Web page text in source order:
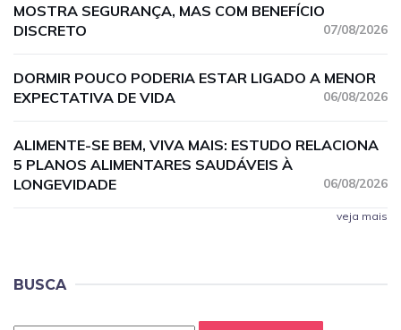
MOSTRA SEGURANÇA, MAS COM BENEFÍCIO
DISCRETO
07/08/2026
DORMIR POUCO PODERIA ESTAR LIGADO A MENOR
EXPECTATIVA DE VIDA
06/08/2026
ALIMENTE-SE BEM, VIVA MAIS: ESTUDO RELACIONA
5 PLANOS ALIMENTARES SAUDÁVEIS À
LONGEVIDADE
06/08/2026
veja mais
BUSCA